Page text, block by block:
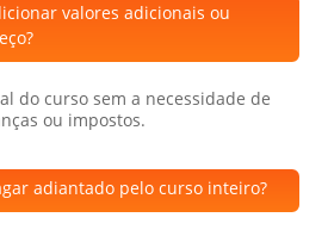
valores adicionais ou
do curso sem a necessidade de
ou impostos.
adiantado pelo curso inteiro?